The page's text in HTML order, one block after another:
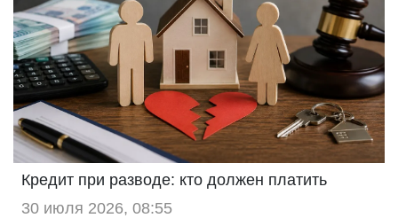
Кредит при разводе: кто должен платить
30 июля 2026, 08:55